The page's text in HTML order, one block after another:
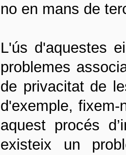
no en mans de
L'ús d'aquestes
problemes
de privacitat de
d'exemple,
aquest procés
existeix un